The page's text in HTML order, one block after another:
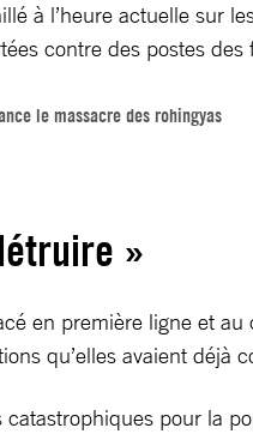
à l’heure actuelle sur
contre des postes
le massacre des rohingyas
»
en première ligne et
qu’elles avaient déjà
pour la